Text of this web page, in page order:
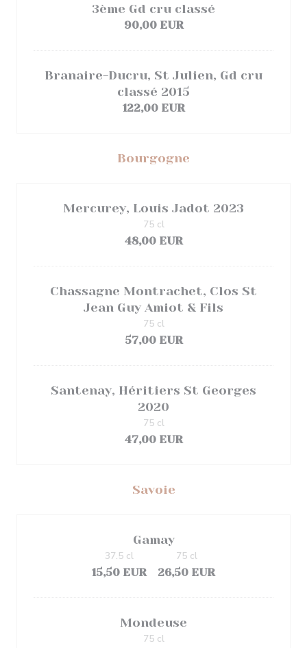
3ème Gd cru classé
90,00 EUR
Branaire-Ducru, St Julien, Gd cru
classé 2015
122,00 EUR
Bourgogne
Mercurey, Louis Jadot 2023
48,00 EUR
75 cl
Chassagne Montrachet, Clos St
Jean Guy Amiot & Fils
57,00 EUR
75 cl
Santenay, Héritiers St Georges
2020
47,00 EUR
75 cl
Savoie
Gamay
15,50 EUR
37.5 cl
26,50 EUR
75 cl
Mondeuse
75 cl